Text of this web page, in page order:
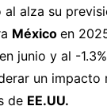
al alza su
México en
junio y al -
un impacto
de EE.UU.